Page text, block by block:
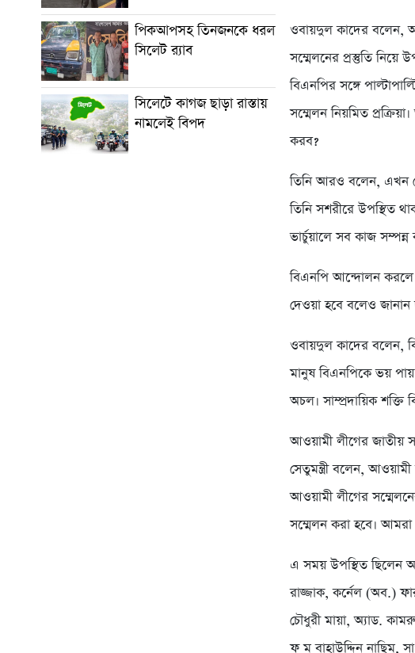
পিকআপসহ তিনজনকে ধরল
সিলেট র‌্যাব
সিলেটে কাগজ ছাড়া রাস্তায়
নামলেই বিপদ
ওবায়দুল কাদের বলেন,
সম্মেলনের প্রস্তুতি
বিএনপির সঙ্গে
সম্মেলন নিয়মিত
করব?
তিনি আরও বলেন, এখন
তিনি সশরীরে উপস্থিত
ভার্চুয়ালে সব কাজ সম্পন্ন
বিএনপি আন্দোলন করলে
দেওয়া হবে বলেও
ওবায়দুল কাদের বলেন,
মানুষ বিএনপিকে ভয়
অচল। সাম্প্রদায়িক শক্তি
আওয়ামী লীগের জাতীয়
সেতুমন্ত্রী বলেন, আওয়ামী
আওয়ামী লীগের
সম্মেলন করা হবে।
এ সময় উপস্থিত ছিলেন
রাজ্জাক, কর্নেল (অব.)
চৌধুরী মায়া, অ্যাড.
ফ ম বাহাউদ্দিন